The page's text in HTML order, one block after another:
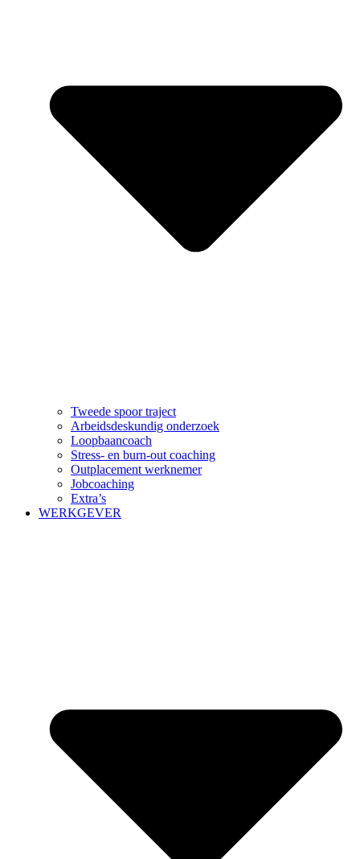
Tweede spoor traject
Arbeidsdeskundig onderzoek
Loopbaancoach
Stress- en burn-out coaching
Outplacement werknemer
Jobcoaching
Extra’s
WERKGEVER